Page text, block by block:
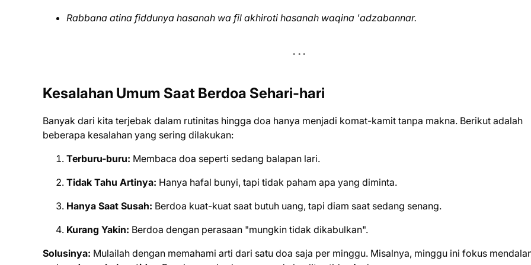
Rabbana atina fiddunya hasanah wa fil akhiroti hasanah waqina 'adzabannar.
Kesalahan Umum Saat Berdoa Sehari-hari
Banyak dari kita terjebak dalam rutinitas hingga doa hanya menjadi komat-kamit tanpa makna. Berikut adalah
beberapa kesalahan yang sering dilakukan:
Terburu-buru: Membaca doa seperti sedang balapan lari.
Tidak Tahu Artinya: Hanya hafal bunyi, tapi tidak paham apa yang diminta.
Hanya Saat Susah: Berdoa kuat-kuat saat butuh uang, tapi diam saat sedang senang.
Kurang Yakin: Berdoa dengan perasaan "mungkin tidak dikabulkan".
Solusinya: Mulailah dengan memahami arti dari satu doa saja per minggu. Misalnya, minggu ini fokus